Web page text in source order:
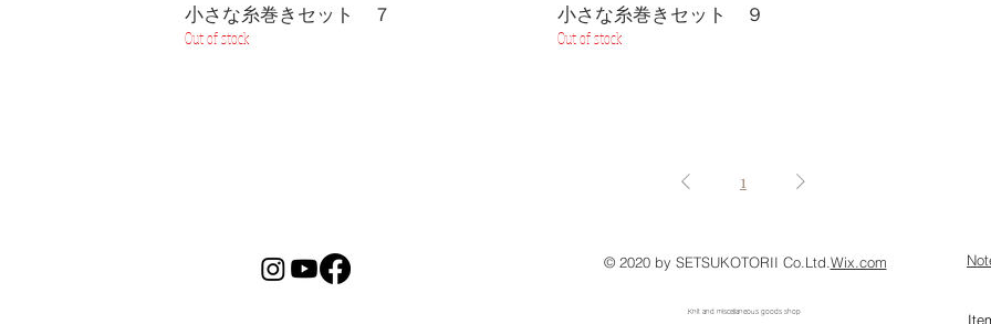
小さな糸巻きセット ７
Out of stock
小さな糸巻きセット ９
Out of stock
1
© 2020 by SETSUKOTORII Co.Ltd. Wix.com
​ Knit and miscellaneous goods shop